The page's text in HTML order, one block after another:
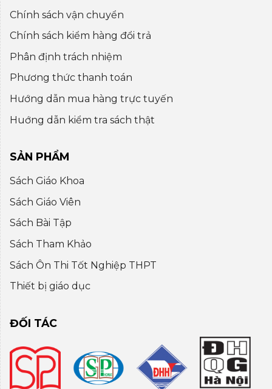
Chính sách vận chuyển
Chính sách kiểm hàng đổi trả
Phân định trách nhiệm
Phương thức thanh toán
Hướng dẫn mua hàng trực tuyến
Huớng dẫn kiểm tra sách thật
SẢN PHẨM
Sách Giáo Khoa
Sách Giáo Viên
Sách Bài Tập
Sách Tham Khảo
Sách Ôn Thi Tốt Nghiệp THPT
Thiết bị giáo dục
ĐỐI TÁC